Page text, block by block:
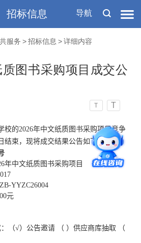
导航
招标信息
服务 > 招标信息 > 详细内容
图书采购项目成交公
T T
校的2026年中文纸质图书采购项目竞争
结束，现将成交结果公告如下：
年中文纸质图书采购项目
17
YYZC26004
元
（√）公告邀请 （ ）供应商库抽取 （